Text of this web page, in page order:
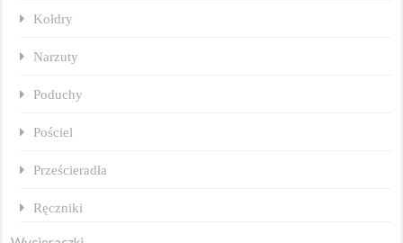
Kołdry
Narzuty
Poduchy
Pościel
Prześcieradła
Ręczniki